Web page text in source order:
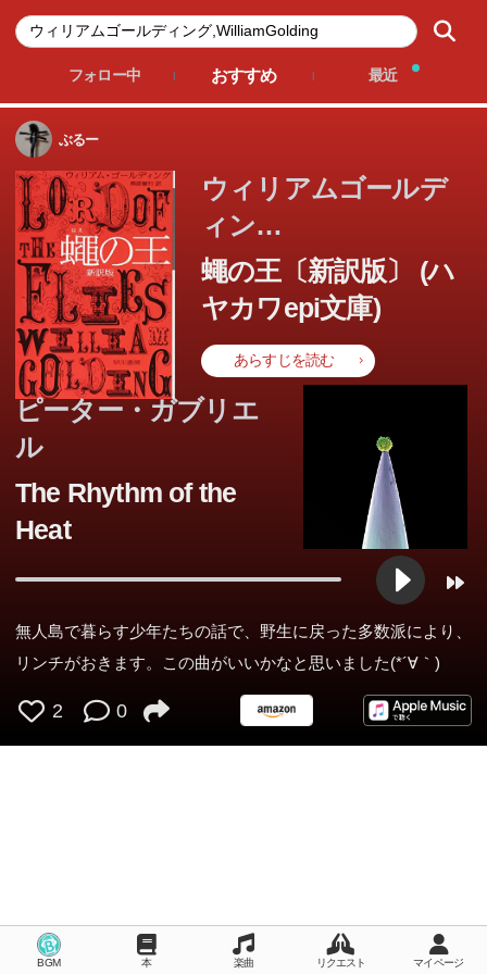
フォロー中 おすすめ 最近
ぶるー
ウィリアムゴールデ
ィン
グ,WilliamGolding
蠅の王〔新訳版〕 (ハ
ヤカワepi文庫)
あらすじを読む
この本のあらすじは準備中です。Amazonで読むこともでき
ます。
ピーター・ガブリエ
ル
The Rhythm of the
Heat
無人島で暮らす少年たちの話で、野生に戻った多数派により、
リンチがおきます。この曲がいいかなと思いました(*´∀｀)
2 0
BGM 本 楽曲 リクエスト マイページ